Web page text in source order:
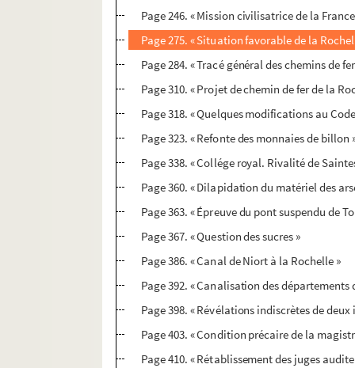
Page 246. « Mission civilisatrice de la
Page 275. « Situation favorable de la
Page 284. « Tracé général des chemins de
Page 310. « Projet de chemin de fer de la
Page 318. « Quelques modifications au
Page 323. « Refonte des monnaies de billon
Page 338. « Collége royal. Rivalité de
Page 360. « Dilapidation du matériel des
Page 363. « Épreuve du pont suspendu de
Page 367. « Question des sucres »
Page 386. « Canal de Niort à la Rochelle »
Page 392. « Canalisation des départements
Page 398. « Révélations indiscrètes de
Page 403. « Condition précaire de la
Page 410. « Rétablissement des juges